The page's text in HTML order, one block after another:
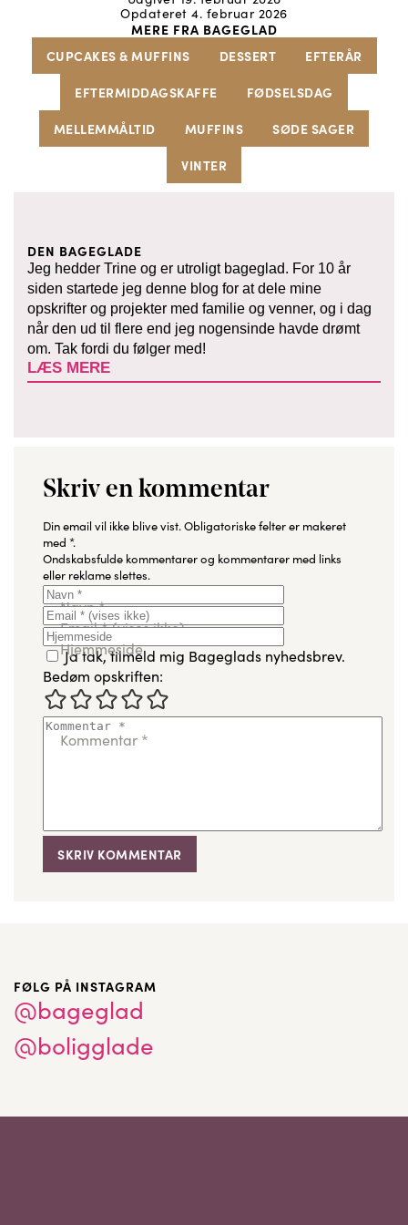
Opdateret 4. februar 2026
MERE FRA BAGEGLAD
CUPCAKES & MUFFINS
DESSERT
EFTERÅR
EFTERMIDDAGSKAFFE
FØDSELSDAG
MELLEMMÅLTID
MUFFINS
SØDE SAGER
VINTER
DEN BAGEGLADE
Jeg hedder Trine og er utroligt bageglad. For 10 år
siden startede jeg denne blog for at dele mine
opskrifter og projekter med familie og venner, og i dag
når den ud til flere end jeg nogensinde havde drømt
om. Tak fordi du følger med!
LÆS MERE
Skriv en kommentar
Din email vil ikke blive vist. Obligatoriske felter er makeret
med *.
Ondskabsfulde kommentarer og kommentarer med links
eller reklame slettes.
Navn*
Email*(vises ikke)
Hjemmeside
Ja tak, tilmeld mig Bageglads nyhedsbrev.
Bedøm opskriften:
Kommentar *
FØLG PÅ INSTAGRAM
@bageglad
@boligglade